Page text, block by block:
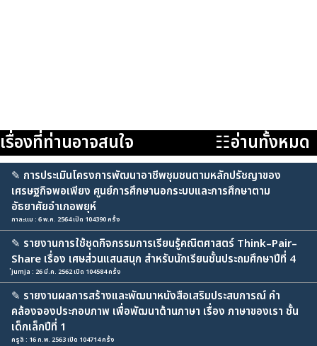
เรื่องที่ท่านอาจสนใจ ☷อ่านทั้งหมด
✎ การประเมินโครงการพัฒนาอาชีพชุมชนตามหลักปรัชญาของ
เศรษฐกิจพอเพียง ศูนย์การศึกษานอกระบบและการศึกษาตาม
อัธยาศัยอำเภอพยุห์
กาละแม : 6 พ.ค. 2564 เปิด 104390 ครั้ง
✎ รายงานการใช้ชุดกิจกรรมการเรียนรู้คณิตศาสตร์ Think–Pair–
Share เรื่อง เศษส่วนแสนสนุก สำหรับนักเรียนชั้นประถมศึกษาปีที่ 4
่jumja : 26 มี.ค. 2562 เปิด 104584 ครั้ง
✎ รายงานผลการสร้างและพัฒนาหนังสือเสริมประสบการณ์ คำ
คล้องจองประกอบภาพ เพื่อพัฒนาด้านภาษา เรื่อง ภาษาของเรา ชั้น
เด็กเล็กปีที่ 1
ครูลิ : 16 ก.พ. 2563 เปิด 104714 ครั้ง